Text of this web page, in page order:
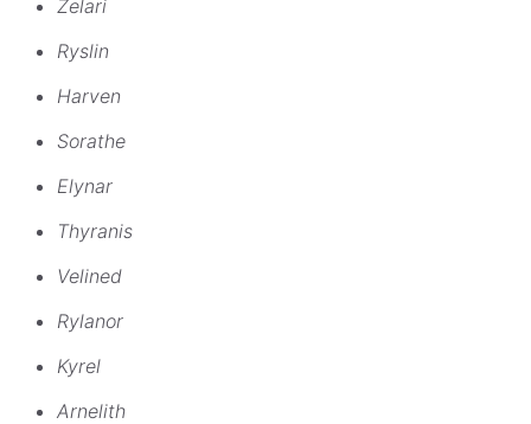
Zelari
Ryslin
Harven
Sorathe
Elynar
Thyranis
Velined
Rylanor
Kyrel
Arnelith